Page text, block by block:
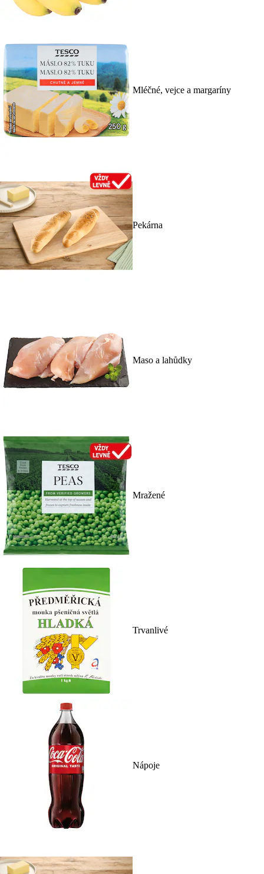
Mléčné, vejce a margaríny
Pekárna
Maso a lahůdky
Mražené
Trvanlivé
Nápoje